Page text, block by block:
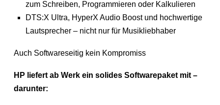
zum Schreiben, Programmieren oder Kalkulieren
DTS:X Ultra, HyperX Audio Boost und hochwertige
Lautsprecher – nicht nur für Musikliebhaber
Auch Softwareseitig kein Kompromiss
HP liefert ab Werk ein solides Softwarepaket mit –
darunter: